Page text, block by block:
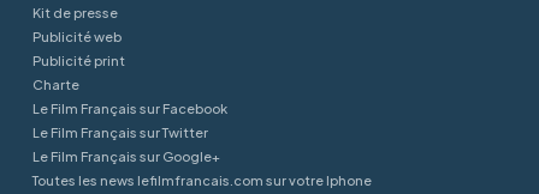
Kit de presse
Publicité web
Publicité print
Charte
Le Film Français sur Facebook
Le Film Français sur Twitter
Le Film Français sur Google+
Toutes les news lefilmfrancais.com sur votre Iphone